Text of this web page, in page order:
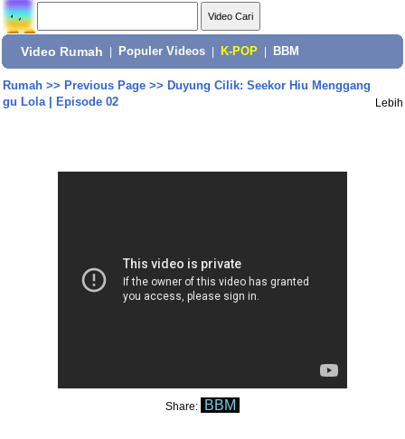
Video Rumah Populer Videos K-POP BBM
Rumah>> Previous Page>> Duyung Cilik: Seekor Hiu Menggang
gu Lola | Episode 02
Lebih
Share: BBM